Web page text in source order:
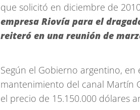
que solicitó en diciembre de
empresa Riovía para el
reiteró en una reunión de
Según el Gobierno argentino,
mantenimiento del canal Martín
el precio de 15.150.000 dólares